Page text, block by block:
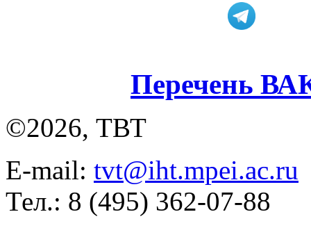
Перечень
©2026, ТВТ
E-mail: tvt@iht.mpei.ac.ru
Тел.: 8 (495) 362-07-88